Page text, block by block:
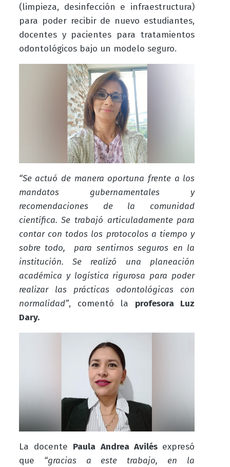
(limpieza, desinfección e infraestructura)
para poder recibir de nuevo estudiantes,
docentes y pacientes para tratamientos
odontológicos bajo un modelo seguro.
“Se actuó de manera oportuna frente a los
mandatos gubernamentales y
recomendaciones de la comunidad
científica. Se trabajó articuladamente para
contar con todos los protocolos a tiempo y
sobre todo, para sentirnos seguros en la
institución. Se realizó una planeación
académica y logística rigurosa para poder
realizar las prácticas odontológicas con
normalidad”, comentó la profesora Luz
Dary.
La docente Paula Andrea Avilés expresó
que “gracias a este trabajo, en la